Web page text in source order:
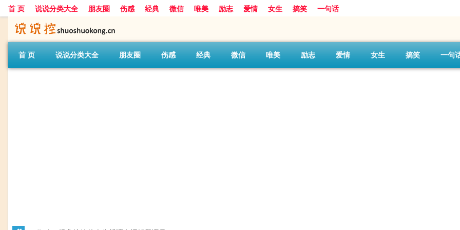
首 页 说说分类大全 朋友圈 伤感 经典 微信 唯美 励志 爱情 女生 搞笑 一句话
首 页 说说分类大全 朋友圈 伤感 经典 微信 唯美 励志 爱情 女生 搞笑 一句